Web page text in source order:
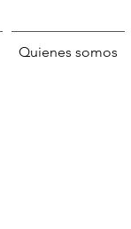
Quienes somos